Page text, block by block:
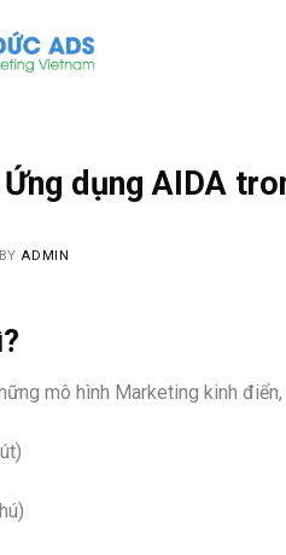
dụng AIDA
BY ADMIN
mô hình Marketing kinh